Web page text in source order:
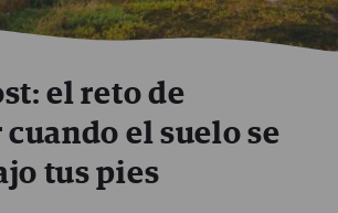
el reto de
el suelo se
tus pies